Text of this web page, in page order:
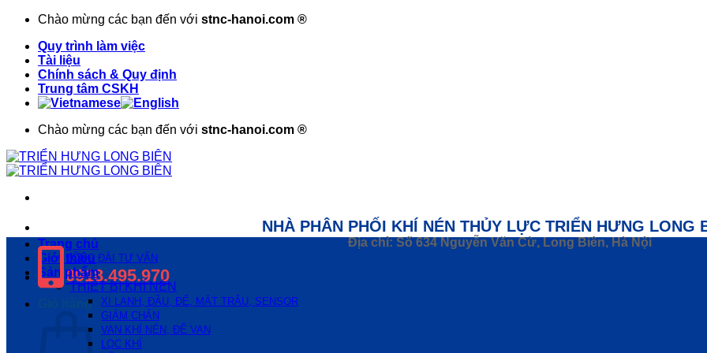
dung
Chào mừng các bạn đến với stnc-hanoi.com ®
Quy trình làm việc
Tài liệu
Chính sách & Quy định
Trung tâm CSKH
Chào mừng các bạn đến với stnc-hanoi.com ®
NHÀ PHÂN PHỐI KHÍ NÉN THỦY LỰC TRIỂN HƯNG LONG
Địa chỉ: Số 634 Nguyễn Văn Cừ, Long Biên, Hà Nội
TỔNG ĐÀI TƯ VẤN
0918.495.970
Giỏ hàng
Trang chủ
Giới thiệu
Sản phẩm
THIẾT BỊ KHÍ NÉN
XI LANH, ĐẦU, ĐẾ, MẮT TRÂU, SENSOR
GIẢM CHẤN
VAN KHÍ NÉN, ĐẾ VAN
LỌC KHÍ